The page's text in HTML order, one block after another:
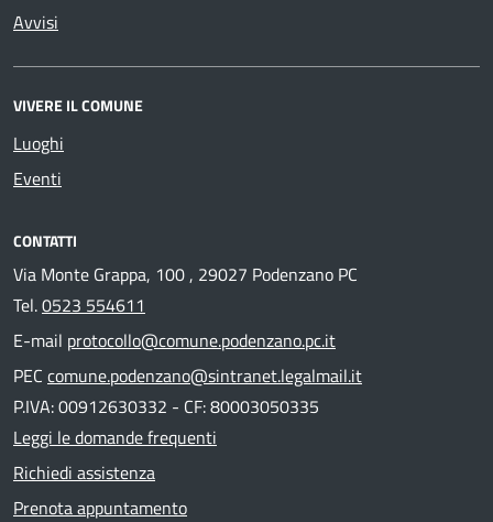
Avvisi
VIVERE IL COMUNE
Luoghi
Eventi
CONTATTI
Via Monte Grappa, 100 , 29027 Podenzano PC
Tel.0523 554611
E-mail protocollo@comune.podenzano.pc.it
PEC comune.podenzano@sintranet.legalmail.it
P.IVA: 00912630332 - CF: 80003050335
Leggi le domande frequenti
Richiedi assistenza
Prenota appuntamento